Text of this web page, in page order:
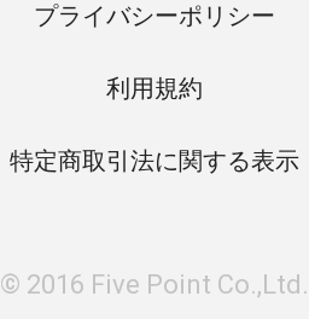
プライバシーポリシー
利用規約
特定商取引法に関する表示
© 2016 Five Point Co.,Ltd.